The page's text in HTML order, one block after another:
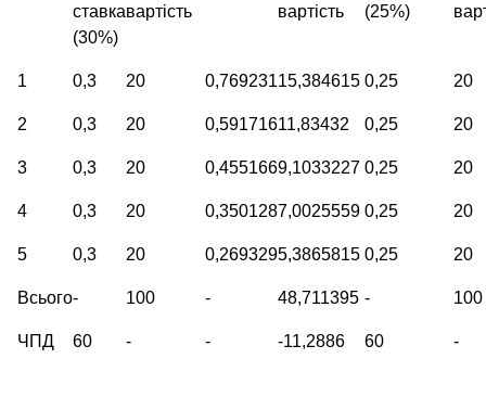
ставка
(30%)
вартість
вартість
(25%)
1 0,3 20 0,76923115,384615 0,25 20
2 0,3 20 0,59171611,83432 0,25 20
3 0,3 20 0,4551669,1033227 0,25 20
4 0,3 20 0,3501287,0025559 0,25 20
5 0,3 20 0,2693295,3865815 0,25 20
Всього- 100 - 48,711395 - 100
ЧПД 60 - - -11,2886 60 -